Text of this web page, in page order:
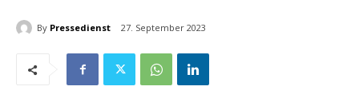
By Pressedienst 27. September 2023